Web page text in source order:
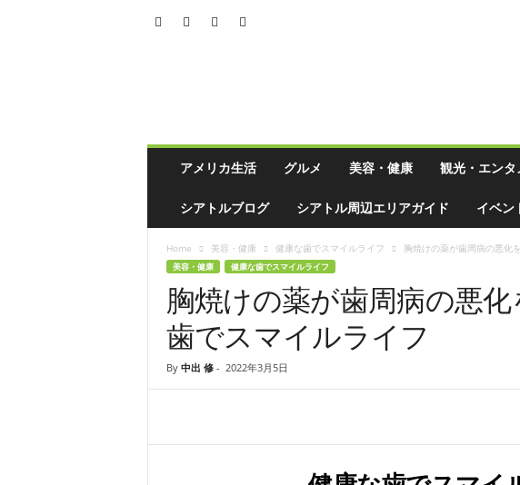
アメリカ生活 グルメ 美容・健康 観光・エンタ
シアトルブログ シアトル周辺エリアガイド イベン
Home 美容・健康 健康な歯でスマイルライフ 胸焼けの薬が歯周病の悪化
美容・健康 健康な歯でスマイルライフ
胸焼けの薬が歯周病の悪
歯でスマイルライフ
By 中出 修- 2022年3月5日